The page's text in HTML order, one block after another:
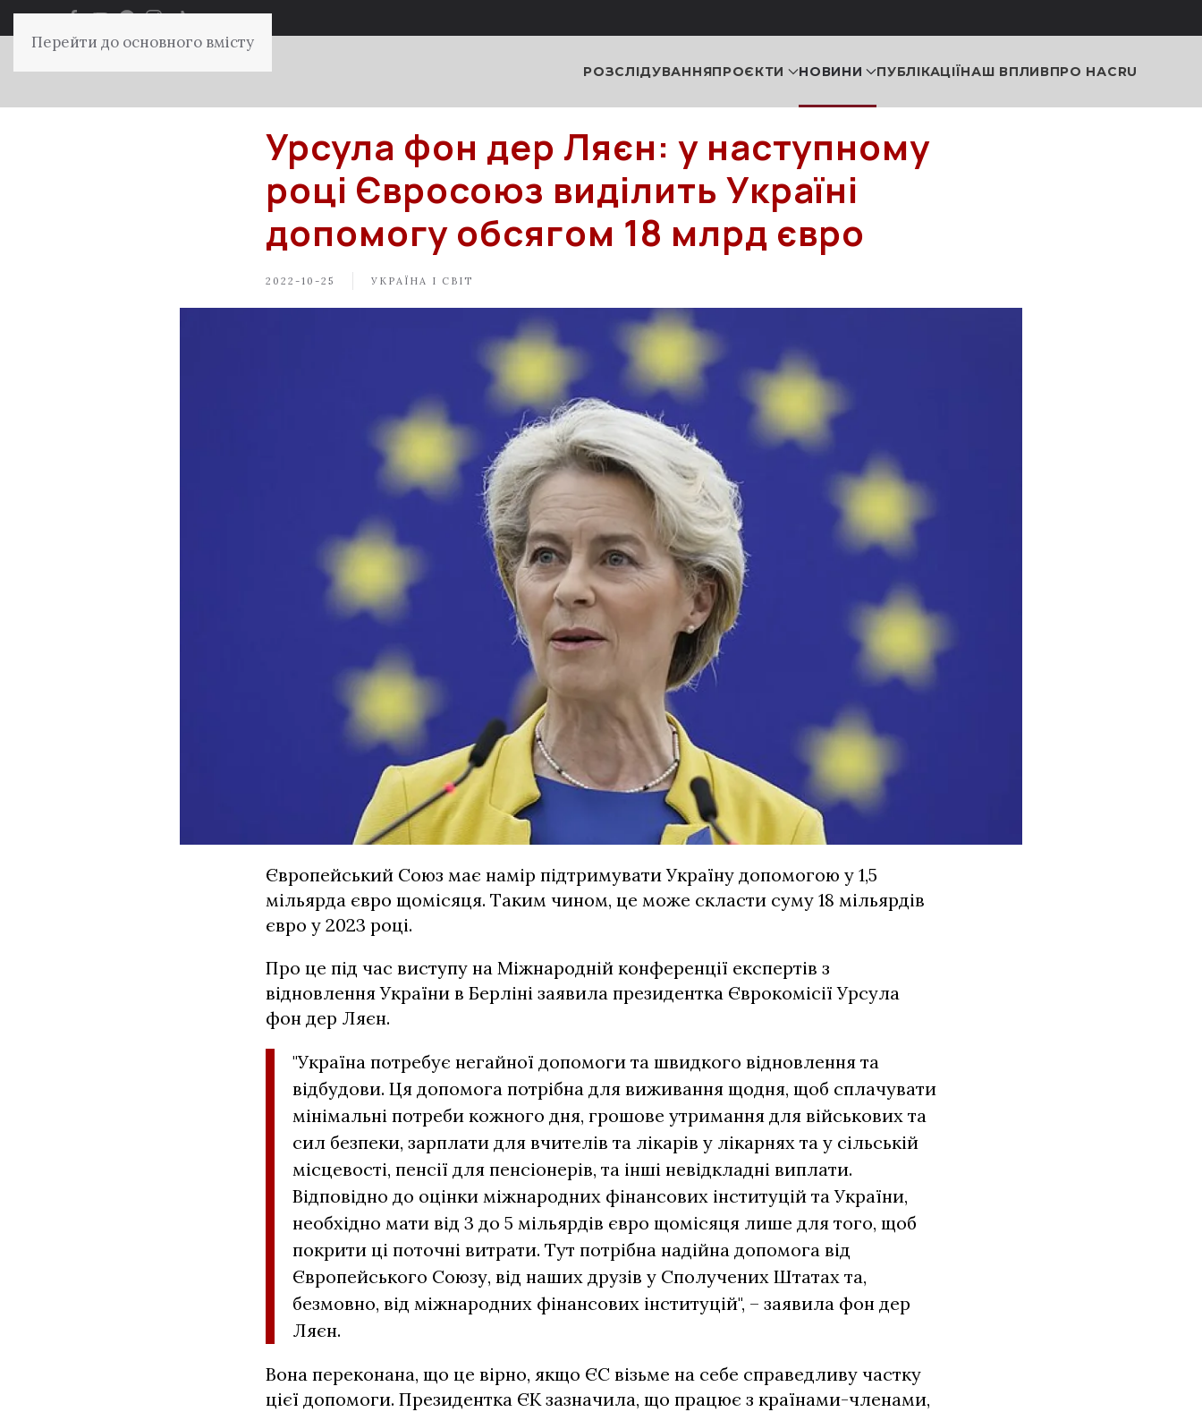
Перейти до основного вмісту
РОЗСЛІДУВАННЯПРОЄКТИ НОВИНИ ПУБЛІКАЦІЇНАШ ВПЛИВПРО НАСRU
Урсула фон дер Ляєн: у наступному
році Євросоюз виділить Україні
допомогу обсягом 18 млрд євро
2022-10-25 УКРАЇНА І СВІТ
Європейський Союз має намір підтримувати Україну допомогою у 1,5
мільярда євро щомісяця. Таким чином, це може скласти суму 18 мільярдів
євро у 2023 році.
Про це під час виступу на Міжнародній конференції експертів з
відновлення України в Берліні заявила президентка Єврокомісії Урсула
фон дер Ляєн.
"Україна потребує негайної допомоги та швидкого відновлення та
відбудови. Ця допомога потрібна для виживання щодня, щоб сплачувати
мінімальні потреби кожного дня, грошове утримання для військових та
сил безпеки, зарплати для вчителів та лікарів у лікарнях та у сільській
місцевості, пенсії для пенсіонерів, та інші невідкладні виплати.
Відповідно до оцінки міжнародних фінансових інституцій та України,
необхідно мати від 3 до 5 мільярдів євро щомісяця лише для того, щоб
покрити ці поточні витрати. Тут потрібна надійна допомога від
Європейського Союзу, від наших друзів у Сполучених Штатах та,
безмовно, від міжнародних фінансових інституцій", – заявила фон дер
Ляєн.
Вона переконана, що це вірно, якщо ЄС візьме на себе справедливу частку
цієї допомоги. Президентка ЄК зазначила, що працює з країнами-членами,